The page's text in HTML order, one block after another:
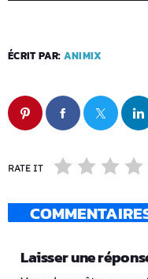
ÉCRIT PAR: ANIMIX
RATE IT
Laisser une